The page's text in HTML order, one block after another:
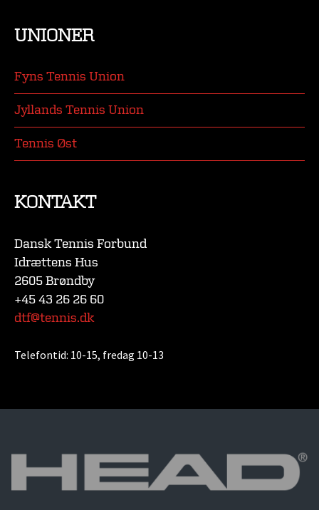
UNIONER
Fyns Tennis Union
Jyllands Tennis Union
Tennis Øst
KONTAKT
Dansk Tennis Forbund
Idrættens Hus
2605 Brøndby
+45 43 26 26 60
dtf@tennis.dk
Telefontid: 10-15, fredag 10-13